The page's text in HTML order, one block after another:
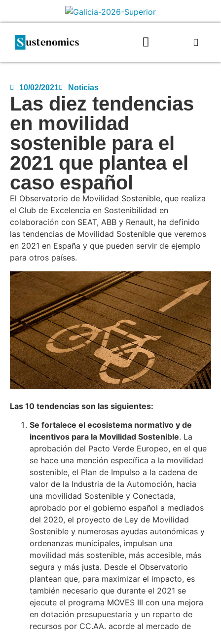
10/02/2021 Noticias
Las diez tendencias
en movilidad
sostenible para el
2021 que plantea el
caso español
El Observatorio de Movilidad Sostenible, que realiza
el Club de Excelencia en Sostenibilidad en
colaboración con SEAT, ABB y Renault, ha definido
las tendencias de Movilidad Sostenible que veremos
en 2021 en España y que pueden servir de ejemplo
para otros países.
Las 10 tendencias son las siguientes:
Se fortalece el ecosistema normativo y de
incentivos para la Movilidad Sostenible. La
aprobación del Pacto Verde Europeo, en el que
se hace una mención específica a la movilidad
sostenible, el Plan de Impulso a la cadena de
valor de la Industria de la Automoción, hacia
una movilidad Sostenible y Conectada,
aprobado por el gobierno español a mediados
del 2020, el proyecto de Ley de Movilidad
Sostenible y numerosas ayudas autonómicas y
ordenanzas municipales, impulsan una
movilidad más sostenible, más accesible, más
segura y más justa. Desde el Observatorio
plantean que, para maximizar el impacto, es
también necesario que durante el 2021 se
ejecute el programa MOVES III con una mejora
en dotación presupuestaria y un reparto de
recursos por CC.AA. acorde al mercado de